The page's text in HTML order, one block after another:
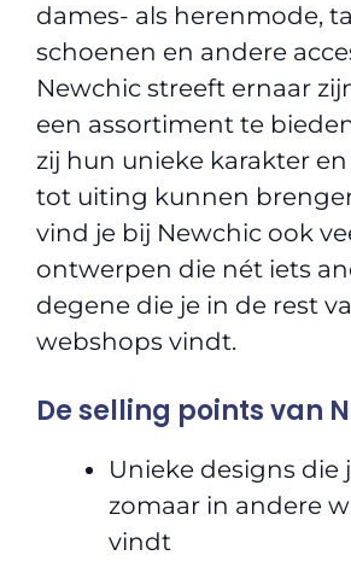
dames- als herenmode,
schoenen en andere
Newchic streeft ernaar
een assortiment te
zij hun unieke karakter
tot uiting kunnen
vind je bij Newchic ook
ontwerpen die nét iets
degene die je in de rest
webshops vindt.
De selling points van
Unieke designs die
zomaar in andere
vindt